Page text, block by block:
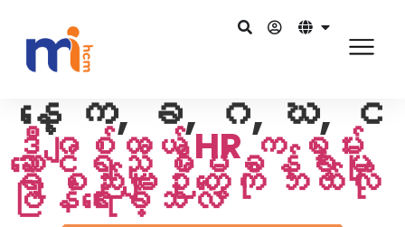
နေ့ က, ခ, ဂ, ဃ, င
ဒီဂျစ်တယ် HR က စွမ်း
ဆောင်ရည် စီမံခန့်ခွဲမှု
ရဲ့ စည်းမျဉ်းတွေကို ဘယ်လို
ပြန်ရေးခဲ့သလဲ